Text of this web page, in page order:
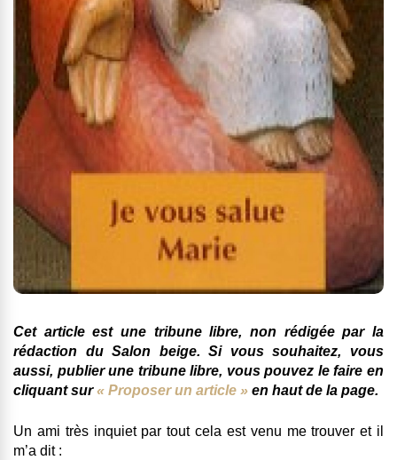
Cet article est une tribune libre, non rédigée par la
rédaction du Salon beige. Si vous souhaitez, vous
aussi, publier une tribune libre, vous pouvez le faire en
cliquant sur« Proposer un article » en haut de la page.
Un ami très inquiet par tout cela est venu me trouver et il
m’a dit :